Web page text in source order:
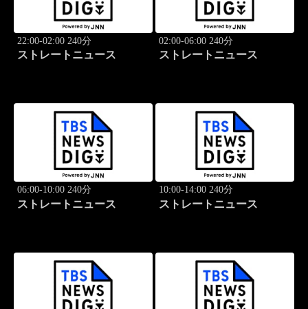
22:00-02:00 240分
ストレートニュース
02:00-06:00 240分
ストレートニュース
06:00-10:00 240分
ストレートニュース
10:00-14:00 240分
ストレートニュース